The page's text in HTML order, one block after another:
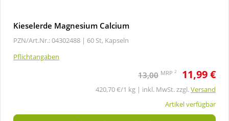
Kieselerde Magnesium Calcium
PZN/Art.Nr.: 04302488 | 60 St, Kapseln
Pflichtangaben
13,00 MRP 2 11,99 €
420,70 €/1 kg | inkl. MwSt. zzgl.Versand
Artikel verfügbar